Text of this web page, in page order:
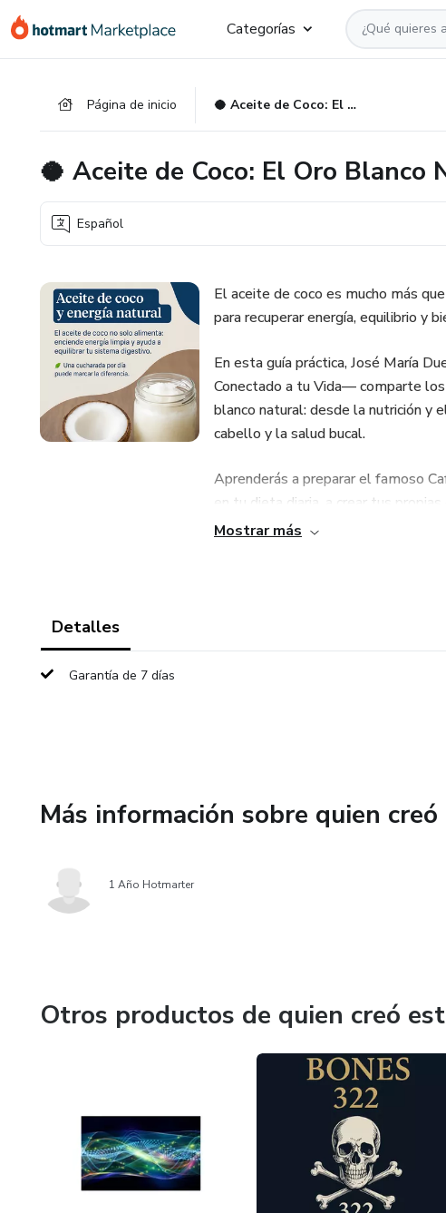
Categorías
Página de inicio 🥥 Aceite de Coco: El Oro Blanco Natural
🥥 Aceite de Coco: El Oro Blanco
Español
El aceite de coco es mucho más
para recuperar energía, equilibrio y
En esta guía práctica, José María
Conectado a tu Vida— comparte
blanco natural: desde la nutrición y
cabello y la salud bucal.
Aprenderás a preparar el famoso
en tu dieta diaria, a crear tus
como el oil pulling para una sonrisa
Mostrar más
Detalles
Garantía de 7 días
Más información sobre quien
1 Año Hotmarter
Otros productos de quien creó